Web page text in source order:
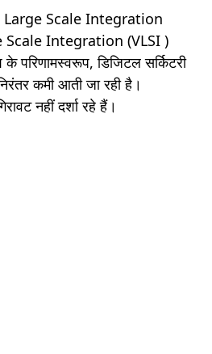
Large Scale Integration
Scale Integration (VLSI )
डिजिटल सर्किटरी
कमी आती जा रही है।
नहीं दर्शा रहे हैं।